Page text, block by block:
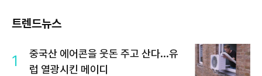
트렌드뉴스
1
중국산 에어콘을 웃돈 주고 산다...유
럽 열광시킨 메이디